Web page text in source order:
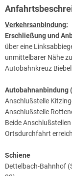
Würzburg:
Mainfränkisches
Dom, Lusamgärtchen
Wallfahrtskirche
Renaissancestil,
So wie der Main sich
sich auch die
ausgebaute
die meist auf der
Landnebenstraßen
Fahrerisch besonders
schmalen Straßen
Verkehrsanbindung:
Erschließung und
über eine
unmittelbarer Nähe
Autobahnkreuz
Autobahnanbindung
Anschlußstelle
Anschlußstelle
Beide
Ortsdurchfahrt
Schiene
Dettelbach-Bahnhof